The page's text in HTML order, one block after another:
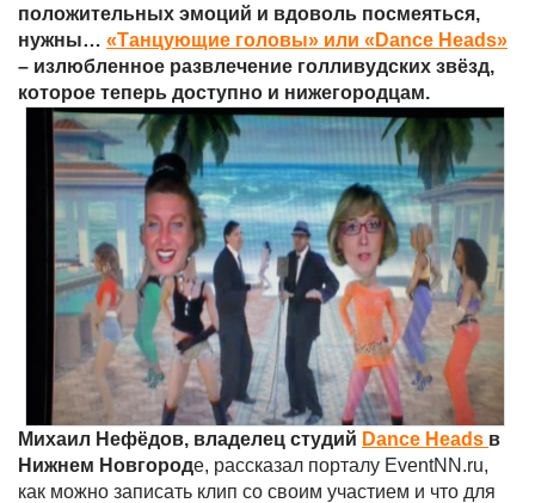
положительных эмоций и вдоволь посмеяться,
нужны… «Танцующие головы» или «Dance Heads»
– излюбленное развлечение голливудских звёзд,
которое теперь доступно и нижегородцам.
Михаил Нефёдов, владелец студий Dance Heads в
Нижнем Новгороде, рассказал порталу EventNN.ru,
как можно записать клип со своим участием и что для